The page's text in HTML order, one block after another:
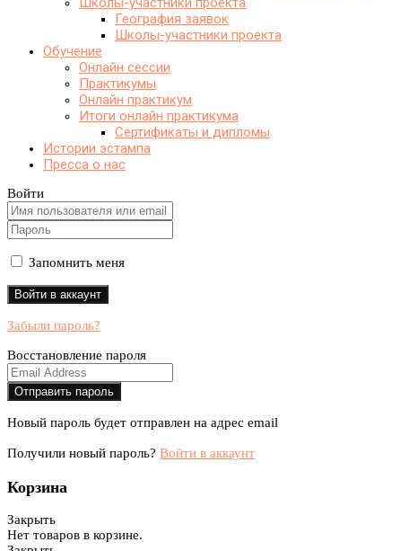
География заявок
Школы-участники проекта
Обучение
Онлайн сессии
Практикумы
Онлайн практикум
Итоги онлайн практикума
Сертификаты и дипломы
Истории эстампа
Пресса о нас
Войти
Запомнить меня
Забыли пароль?
Восстановление пароля
Новый пароль будет отправлен на адрес email
Получили новый пароль? Войти в аккаунт
Корзина
Закрыть
Нет товаров в корзине.